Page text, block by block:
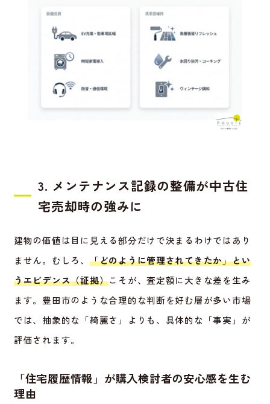
3. メンテナンス記録の整備が中古住
宅売却時の強みに
建物の価値は目に見える部分だけで決まるわけではあり
ません。むしろ、 「どのように管理されてきたか」とい
うエビデンス（証拠）こそが、査定額に大きな差を生み
ます。豊田市のような合理的な判断を好む層が多い市場
では、抽象的な「綺麗さ」よりも、具体的な「事実」が
評価されます。
「住宅履歴情報」が購入検討者の安心感を生む
理由